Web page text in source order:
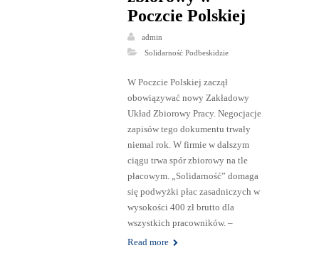
Poczcie Polskiej
admin
Solidarność Podbeskidzie
W Poczcie Polskiej zaczął
obowiązywać nowy Zakładowy
Układ Zbiorowy Pracy. Negocjacje
zapisów tego dokumentu trwały
niemal rok. W firmie w dalszym
ciągu trwa spór zbiorowy na tle
płacowym. „Solidarność” domaga
się podwyżki płac zasadniczych w
wysokości 400 zł brutto dla
wszystkich pracowników. –
Read more